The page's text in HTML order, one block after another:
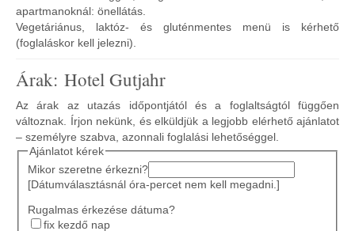
apartmanoknál: önellátás.
Vegetáriánus, laktóz- és gluténmentes menü is kérhető
(foglaláskor kell jelezni).
Árak: Hotel Gutjahr
Az árak az utazás időpontjától és a foglaltságtól függően
változnak. Írjon nekünk, és elküldjük a legjobb elérhető ajánlatot
– személyre szabva, azonnali foglalási lehetőséggel.
Ajánlatot kérek
Mikor szeretne érkezni?
[Dátumválasztásnál óra-percet nem kell megadni.]
Rugalmas érkezése dátuma?
fix kezdő nap